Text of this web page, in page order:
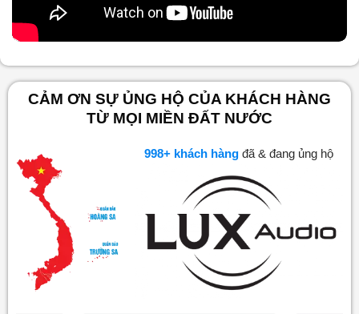
CẢM ƠN SỰ ỦNG HỘ CỦA KHÁCH HÀNG
TỪ MỌI MIỀN ĐẤT NƯỚC
1,000+ khách hàngđã & đang ủng hộ